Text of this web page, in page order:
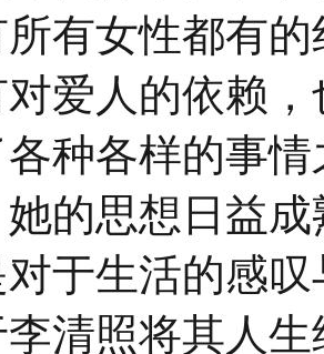
所有女性都有
爱人的依赖
种各样的事
的思想日益
于生活的感
清照将其人